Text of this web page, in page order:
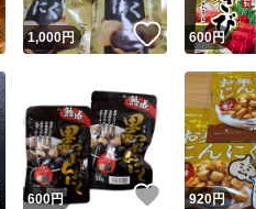
いいね！
1,000円 いいね！
600円
いいね！
600円 いいね！
920円